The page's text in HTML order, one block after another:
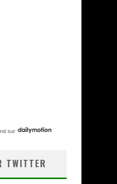
sur
TWITTER